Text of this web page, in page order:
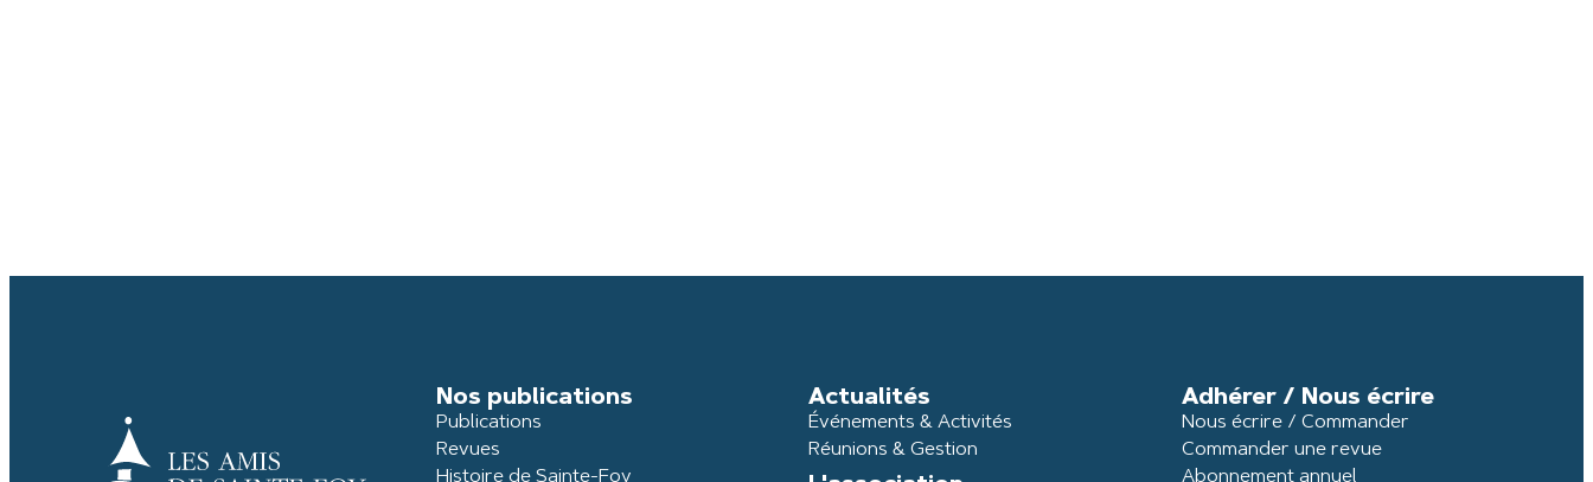
Nos publications
Publications
Revues
Histoire de Sainte-Foy
Actualités
Événements & Activités
Réunions & Gestion
Adhérer / Nous écrire
Nous écrire / Commander
Commander une revue
Abonnement annuel